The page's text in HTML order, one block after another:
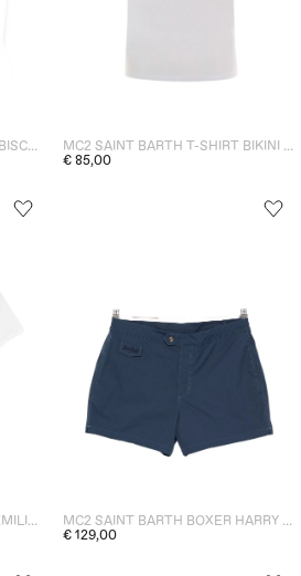
MC2 SAINT BARTH FASCIA HIBISCUS DONNA MULTICOLOR
MC2 SAINT BARTH T-SHIRT BIKINI OBSESSION DONNA BIANCO
€ 85,00
MC2 SAINT BARTH T-SHIRT EMILIE ANIMALIER DONNA BIANCO
MC2 SAINT BARTH BOXER HARRY UOMO BLU
€ 129,00